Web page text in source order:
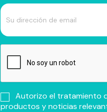
Autorizo el tratamiento
productos y noticias